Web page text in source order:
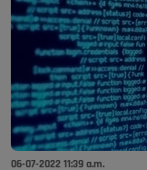
06-07-2022 11:39 a.m.